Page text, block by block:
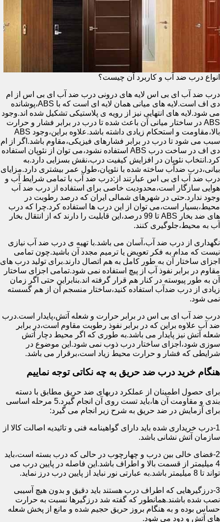
انواع درب ضد آب و کاربرد آن چیست؟
درب ضد آب ای بی اس لایه های درونی درب ضد آب ای بی اس از ام
دی اف است.لایه های میانی همان لایه ای است که با ABS،پوشانده
می شود.لایه های انتهایی نیز از رویه ی پلاستیکی تشکیل شده اند.وجود
ABS در ساختار میانی آن باعث شده تا درب در برابر فشار و حرارت
بالا،مقاومت و استحکام زیادی داشته باشد.علاوه براین،وجود ABS
سبب می شود تا درب در برابر فشارهای فیزیکی،مقاوم باشد.اگر از ام
دی اف در ساخت درب ABS استفاده نشود،می توان از نئوپان استفاده
کرد.انتخاب نئوپان در افزایش کیفیت درب،نقش بسزایی دارد.به
بیانی،درب ضدآب ساخته شده با نئوپان،طول عمر بیشتری دارد.مزایای
درب ضد آب ای بی اس عبارتند از:درب ضد آب با تمامی شرایط آب و
هوایی سازگار است،محدودیت خاصی برای استفاده از درب ضد آب
وجود ندارد.حتی در شهرهای شمالی ایران که درصد رطوبت در
محیط،بسیار است،می توان از این درب ها استفاده کرد.چرا که درب
های ضد بخار ABS تا 99 درصد،این قابلیت را دارند که از انتقال بخار
آب به محیط،جلوگیری کنند.
نگهداری از درب ضد آب،آسان می باشد.با تهیه ی درب ضد آب نیازی
نیست که مدام به فکر تعویض یا ترمیم مجدد آن باشید.چون تمامی
اجزای ساختار آن به طور کامل به هم اتصال دارند.برای تولید درب های
مقاوم در برابر نفوذ آب از پیچ استفاده نمی شود.تمامی اجزای ساختار
آن به طور پیوسته در کنار هم قرار گرفته اند.بنابراین حتی اگر زمان
زیادی از درب ضدآب استفاده کنید،ساختار منسجم آن از هم گسسته
نمی شود.
درب ضد آب ای بی اس در برابر حرارت و شعله آتش،پایدار است.درب
ضد آب علاوه براین که در برابر نفوذ رطوبت مقاوم است،در برابر
شعله آتش نیز پایدار می باشد.به طوری که اگر محیط دچار آتش
سوزی شود،اجزای ساختار درب ذوب نمی شود.این موضوع در
شرایطی که فشار و حرارت محیط زیاد است،برقرار می باشد.
هنگام خرید درب ضد حریق به چه نکاتی توجه نماییم
برای حصول اطمینان از عملکرد دربهای ضد حریق مطابق با دسته
بندی و مقاومت آن ها،باید تست روی آن انجام گیرد.5 مرحله اساسی
برای آزمایش در ضد حریق به شرح زیر انجام می گیرد:
1-درب خریداری شده باید دارای گواهینامه فنی و تائیدیه اصالت کالا از
سازمان آتش نشانی باشد.
2-فضای خالی بین درب و چهارچوب در حالی که درب بسته است،باید
4 میلیمتر از قسمت بالا و اطراف باشد.این فاصله در پایین درب می
تواند تا 8 میلیمتر باشد.به عبارتی نور نباید از پایین درب درز نماید.
3-درزگیرهایی که اطراف درب هستند باید دقیق و بدون هیچ آسیبی
نصب شده باشند.همانطور که گفته شد درزگیرها نسبت به حرارت
حساس بوده و به هنگام بروز حریق حجیم شده و مانع از پخش شعله
های آتش و دود می شود.